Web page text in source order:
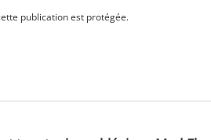
publication est protégée.